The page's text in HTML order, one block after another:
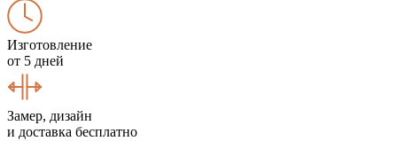
Изготовление
от 5 дней
Замер, дизайн
и доставка бесплатно